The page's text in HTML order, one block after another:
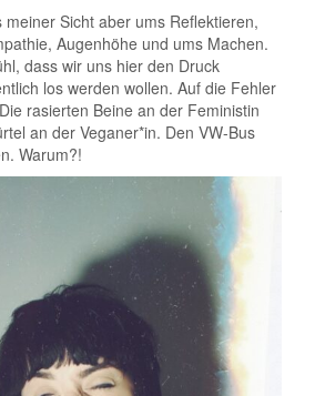
meiner Sicht aber ums Reflektieren,
Augenhöhe und ums Machen.
dass wir uns hier den Druck
los werden wollen. Auf die Fehler
rasierten Beine an der Feministin
an der Veganer*in. Den VW-Bus
Warum?!